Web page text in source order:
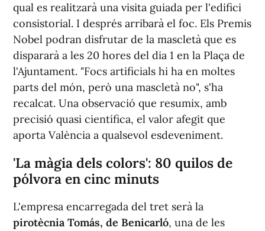
qual es realitzarà una visita guiada per l'edifici
consistorial. I després arribarà el foc. Els Premis
Nobel podran disfrutar de la mascletà que es
dispararà a les 20 hores del dia 1 en la Plaça de
l'Ajuntament. "Focs artificials hi ha en moltes
parts del món, però una mascletà no", s'ha
recalcat. Una observació que resumix, amb
precisió quasi científica, el valor afegit que
aporta València a qualsevol esdeveniment.
'La màgia dels colors': 80 quilos de
pólvora en cinc minuts
L'empresa encarregada del tret serà la
pirotècnia Tomás, de Benicarló, una de les